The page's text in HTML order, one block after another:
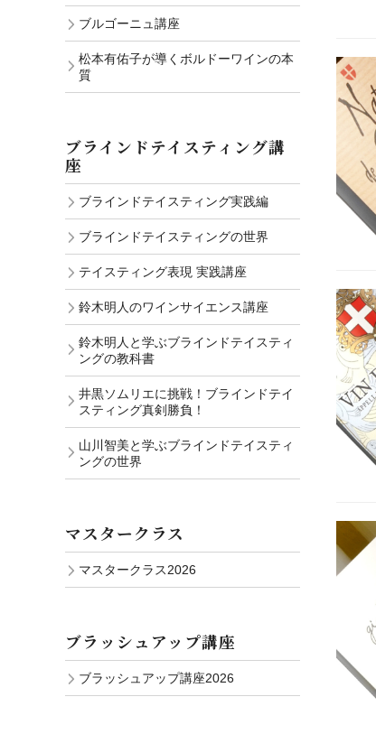
ブルゴーニュ講座
松本有佑子が導くボルドーワインの本
質
ブラインドテイスティング講
座
ブラインドテイスティング実践編
ブラインドテイスティングの世界
テイスティング表現 実践講座
鈴木明人のワインサイエンス講座
鈴木明人と学ぶブラインドテイスティ
ングの教科書
井黒ソムリエに挑戦！ブラインドテイ
スティング真剣勝負！
山川智美と学ぶブラインドテイスティ
ングの世界
マスタークラス
マスタークラス2026
ブラッシュアップ講座
ブラッシュアップ講座2026